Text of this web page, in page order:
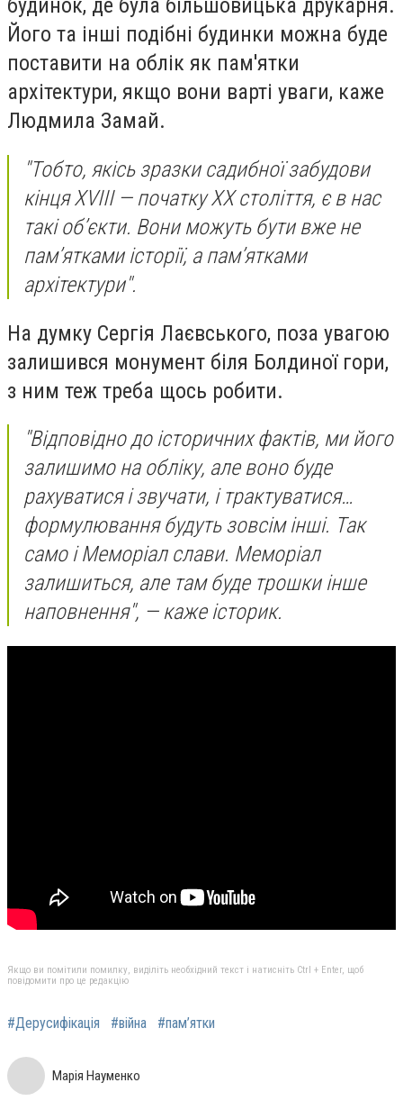
будинок, де була більшовицька друкарня.
Його та інші подібні будинки можна буде
поставити на облік як пам'ятки
архітектури, якщо вони варті уваги, каже
Людмила Замай.
"Тобто, якісь зразки садибної забудови
кінця XVIII — початку XX століття, є в нас
такі об’єкти. Вони можуть бути вже не
пам’ятками історії, а пам’ятками
архітектури".
На думку Сергія Лаєвського, поза увагою
залишився монумент біля Болдиної гори,
з ним теж треба щось робити.
"Відповідно до історичних фактів, ми його
залишимо на обліку, але воно буде
рахуватися і звучати, і трактуватися…
формулювання будуть зовсім інші. Так
само і Меморіал слави. Меморіал
залишиться, але там буде трошки інше
наповнення", — каже історик.
Якщо ви помітили помилку, виділіть необхідний текст і натисніть Ctrl + Enter, щоб
повідомити про це редакцію
#Дерусифікація #війна #пам’ятки
Марія Науменко